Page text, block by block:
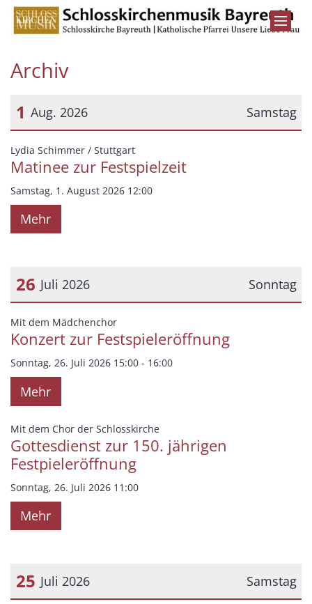
Zum Inhalt springen
Archiv
Samstag
1 Aug. 2026
Datum: 1. August 2026
Lydia Schimmer / Stuttgart:
Matinee zur Festspielzeit
Samstag, 1. August 2026 12:00
Mehr
Sonntag
26 Juli 2026
Datum: 26. Juli 2026
Mit dem Mädchenchor:
Konzert zur Festspieleröffnung
Sonntag, 26. Juli 2026 15:00 - 16:00
Mehr
Mit dem Chor der Schlosskirche:
Gottesdienst zur 150. jährigen
Festpieleröffnung
Sonntag, 26. Juli 2026 11:00
Mehr
Samstag
25 Juli 2026